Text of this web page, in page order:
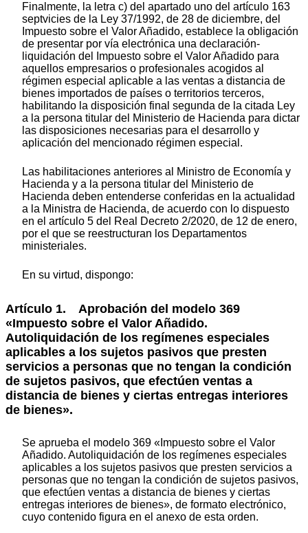
Finalmente, la letra c) del apartado uno del artículo 163
septvicies de la Ley 37/1992, de 28 de diciembre, del
Impuesto sobre el Valor Añadido, establece la obligación
de presentar por vía electrónica una declaración-
liquidación del Impuesto sobre el Valor Añadido para
aquellos empresarios o profesionales acogidos al
régimen especial aplicable a las ventas a distancia de
bienes importados de países o territorios terceros,
habilitando la disposición final segunda de la citada Ley
a la persona titular del Ministerio de Hacienda para dictar
las disposiciones necesarias para el desarrollo y
aplicación del mencionado régimen especial.
Las habilitaciones anteriores al Ministro de Economía y
Hacienda y a la persona titular del Ministerio de
Hacienda deben entenderse conferidas en la actualidad
a la Ministra de Hacienda, de acuerdo con lo dispuesto
en el artículo 5 del Real Decreto 2/2020, de 12 de enero,
por el que se reestructuran los Departamentos
ministeriales.
En su virtud, dispongo:
Artículo 1. Aprobación del modelo 369
«Impuesto sobre el Valor Añadido.
Autoliquidación de los regímenes especiales
aplicables a los sujetos pasivos que presten
servicios a personas que no tengan la condición
de sujetos pasivos, que efectúen ventas a
distancia de bienes y ciertas entregas interiores
de bienes».
Se aprueba el modelo 369 «Impuesto sobre el Valor
Añadido. Autoliquidación de los regímenes especiales
aplicables a los sujetos pasivos que presten servicios a
personas que no tengan la condición de sujetos pasivos,
que efectúen ventas a distancia de bienes y ciertas
entregas interiores de bienes», de formato electrónico,
cuyo contenido figura en el anexo de esta orden.